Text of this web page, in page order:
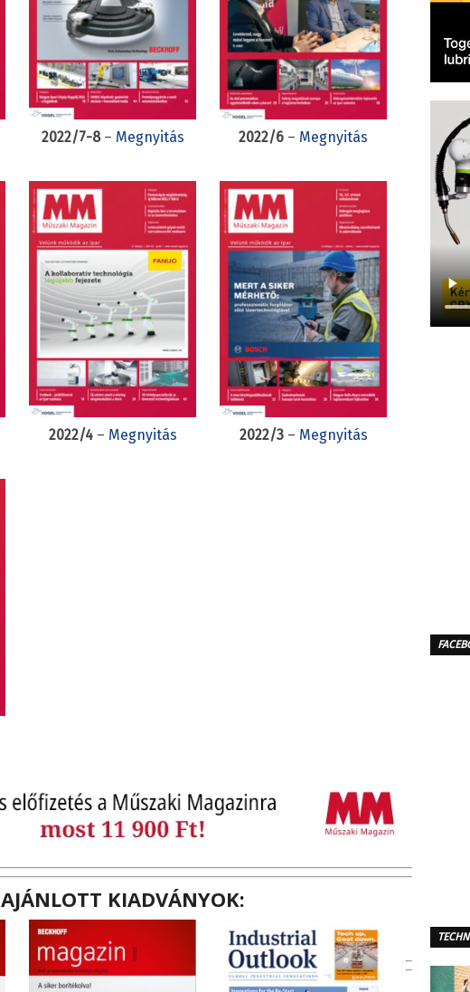
2022/7-8– Megnyitás 2022/6 – Megnyitás
2022/4– Megnyitás 2022/3– Megnyitás
AJÁNLOTT KIADVÁNYOK: